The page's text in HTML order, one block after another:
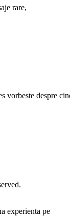
rare,
vorbeste despre
experienta pe